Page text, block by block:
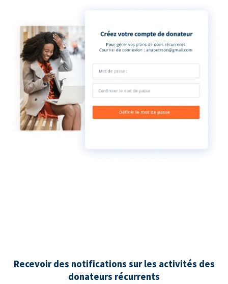
Recevoir des notifications sur les activités des
donateurs récurrents